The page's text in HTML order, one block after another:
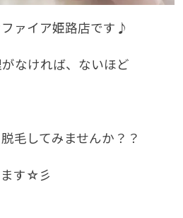
ァイア姫路店です♪
なければ、ないほど
毛してみませんか？？
ます☆彡